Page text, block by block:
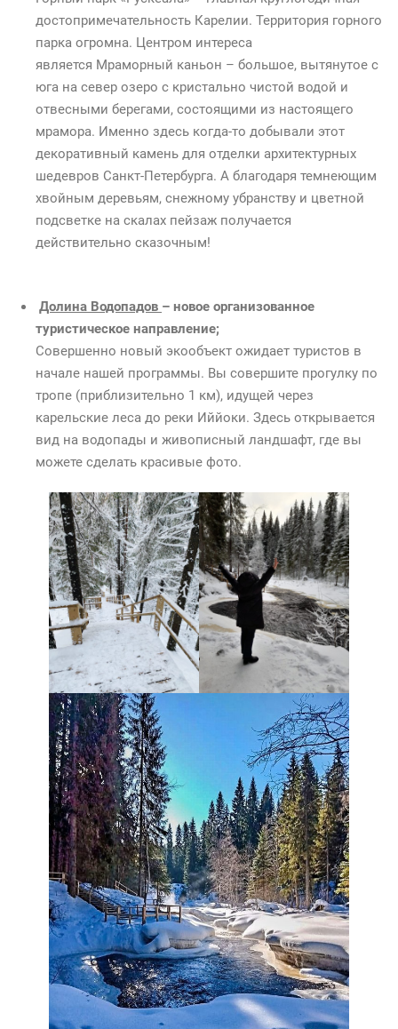
достопримечательность Карелии. Территория горного
парка огромна. Центром интереса
является Мраморный каньон – большое, вытянутое с
юга на север озеро с кристально чистой водой и
отвесными берегами, состоящими из настоящего
мрамора. Именно здесь когда-то добывали этот
декоративный камень для отделки архитектурных
шедевров Санкт-Петербурга. А благодаря темнеющим
хвойным деревьям, снежному убранству и цветной
подсветке на скалах пейзаж получается
действительно сказочным!
Долина Водопадов – новое организованное
туристическое направление;
Совершенно новый экообъект ожидает туристов в
начале нашей программы. Вы совершите прогулку по
тропе (приблизительно 1 км), идущей через
карельские леса до реки Иййоки. Здесь открывается
вид на водопады и живописный ландшафт, где вы
можете сделать красивые фото.